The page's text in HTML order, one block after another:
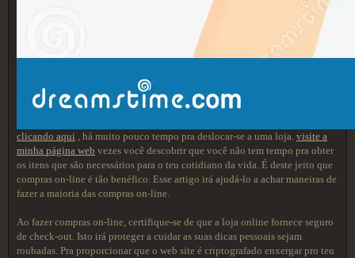
clicando aqui , há muito pouco tempo pra deslocar-se a uma loja. visite a
minha página web vezes você descobrir que você não tem tempo pra obter
os itens que são necessários para o teu cotidiano da vida. É deste jeito que
compras on-line é tão benéfico. Esse artigo irá ajudá-lo a achar maneiras de
fazer a maioria das compras on-line.
Ao fazer compras on-line, certifique-se de que a loja online fornece seguro
de check-out. Isto irá proteger a cuidar as suas dicas pessoais sejam
roubadas. Pra proporcionar que o web site é criptografado enxergar pro teu